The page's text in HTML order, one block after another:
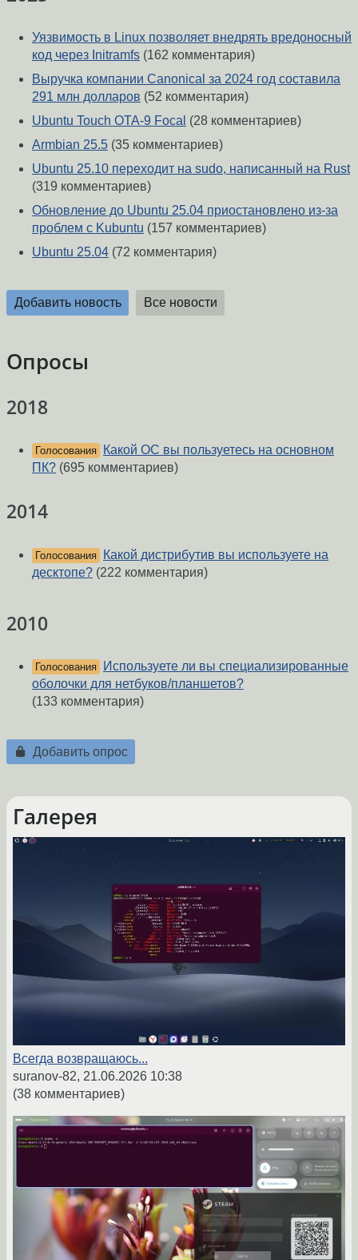
Уязвимость в Linux позволяет внедрять вредоносный
код через Initramfs (162 комментария)
Выручка компании Canonical за 2024 год составила
291 млн долларов (52 комментария)
Ubuntu Touch OTA-9 Focal (28 комментариев)
Armbian 25.5 (35 комментариев)
Ubuntu 25.10 переходит на sudo, написанный на Rust
(319 комментариев)
Обновление до Ubuntu 25.04 приостановлено из-за
проблем с Kubuntu (157 комментариев)
Ubuntu 25.04 (72 комментария)
Добавить новость Все новости
Опросы
2018
Голосования
Какой ОС вы пользуетесь на основном
ПК? (695 комментариев)
2014
Голосования
Какой дистрибутив вы используете на
десктопе? (222 комментария)
2010
Голосования
Используете ли вы специализированные
оболочки для нетбуков/планшетов?
(133 комментария)
Добавить опрос
Галерея
Всегда возвращаюсь...
suranov-82, 21.06.2026 10:38
(38 комментариев)